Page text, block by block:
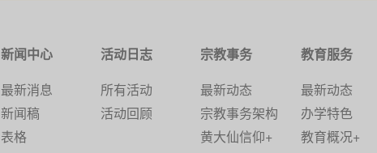
新闻中心
最新消息
新闻稿
表格
活动日志
所有活动
活动回顾
宗教事务
最新动态
宗教事务架构
黄大仙信仰+
教育服务
最新动态
办学特色
教育概况+